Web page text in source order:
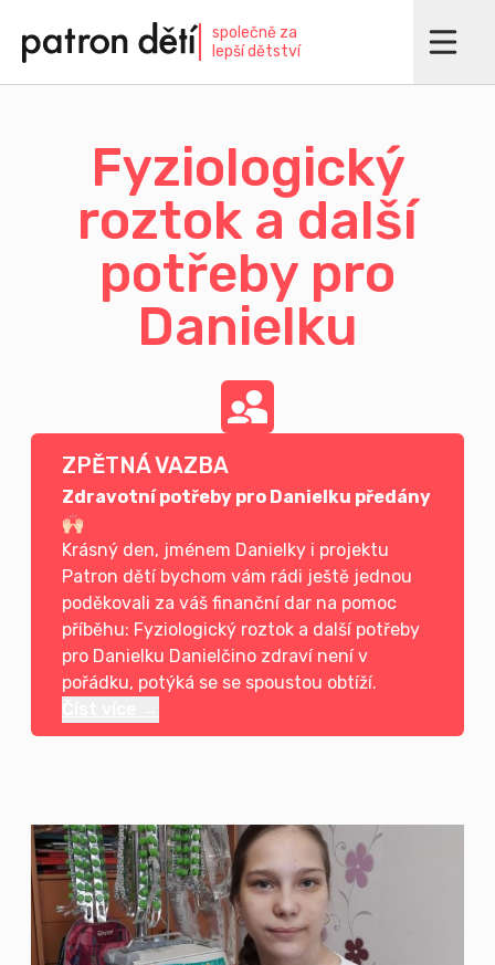
hlavnímu
obsahu
společně za
lepší dětství
Fyziologický
roztok a další
potřeby pro
Danielku
ZPĚTNÁ VAZBA
Zdravotní potřeby pro Danielku předány
🙌🏻
Krásný den, jménem Danielky i projektu
Patron dětí bychom vám rádi ještě jednou
poděkovali za váš finanční dar na pomoc
příběhu: Fyziologický roztok a další potřeby
pro Danielku Danielčino zdraví není v
pořádku, potýká se se spoustou obtíží.